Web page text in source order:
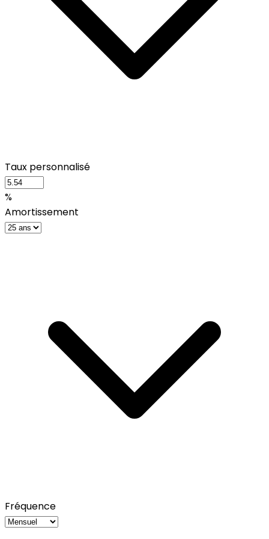
Taux personnalisé
%
Amortissement
Fréquence